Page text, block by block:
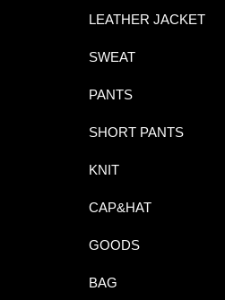
LEATHER JACKET
SWEAT
PANTS
SHORT PANTS
KNIT
CAP&HAT
GOODS
BAG